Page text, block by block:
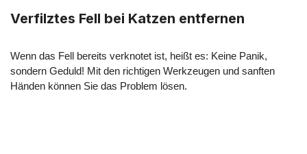
Verfilztes Fell bei Katzen entfernen
Wenn das Fell bereits verknotet ist, heißt es: Keine Panik,
sondern Geduld! Mit den richtigen Werkzeugen und sanften
Händen können Sie das Problem lösen.